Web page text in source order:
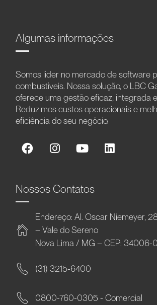
Algumas informações
Somos líder no mercado de software
combustíveis. Nossa solução, o LBC
oferece uma gestão eficaz, integrada
Reduzimos custos operacionais e
eficiência do seu negócio.
Nossos Contatos
Endereço: Al. Oscar Niemeyer,
– Vale do Sereno
Nova Lima / MG – CEP: 34006-
(31) 3215-6400
0800-760-0305 - Comercial